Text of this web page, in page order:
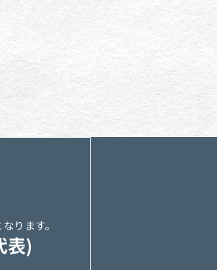
ります。
表)